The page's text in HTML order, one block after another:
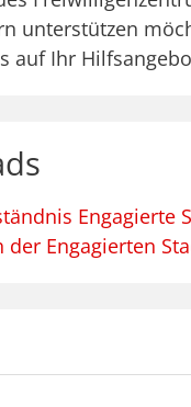
unterstützen
auf Ihr
Engagierte
der Engagierten